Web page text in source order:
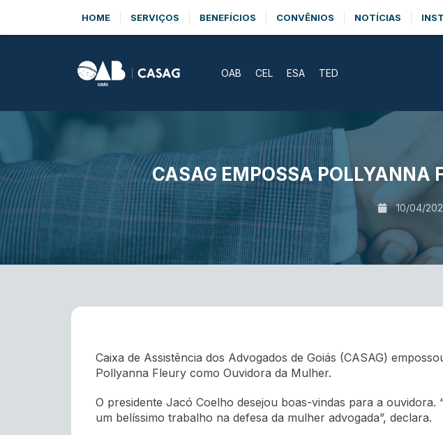
HOME SERVIÇOS BENEFÍCIOS CONVÊNIOS NOTÍCIAS
OAB CEL ESA TED
CASAG EMPOSSA POLLYANNA
10/04/
Caixa de Assistência dos Advogados de Goiás (CASAG)
Pollyanna Fleury como Ouvidora da Mulher.
O presidente Jacó Coelho desejou boas-vindas para a ouvidora.
um belíssimo trabalho na defesa da mulher advogada”, declara.